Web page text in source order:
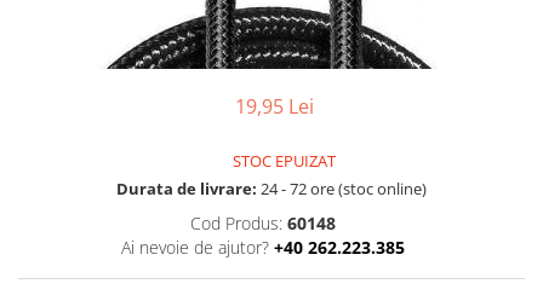
Gaming PC & Console
Scaune Gaming
19,95 Lei
STOC EPUIZAT
Durata de livrare: 24 - 72 ore (stoc online)
Cod Produs: 60148
Ai nevoie de ajutor? +40 262.223.385